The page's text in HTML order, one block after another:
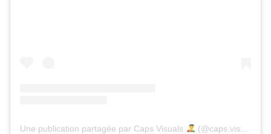
Une publication partagée par Caps Visuals (@caps.visuals)